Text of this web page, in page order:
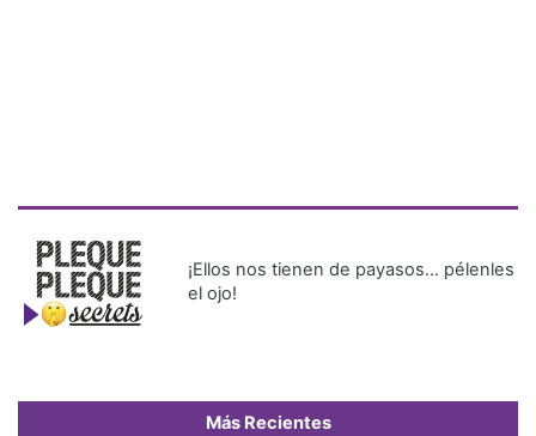
¡Ellos nos tienen de payasos… pélenles
el ojo!
Más Recientes